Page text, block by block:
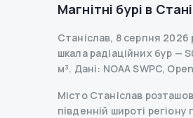
Магнітні бурі в
Станіслав, 8 серпня 2026
шкала радіаційних бур — S
м³. Дані: NOAA SWPC,
Місто Станіслав
південній широті